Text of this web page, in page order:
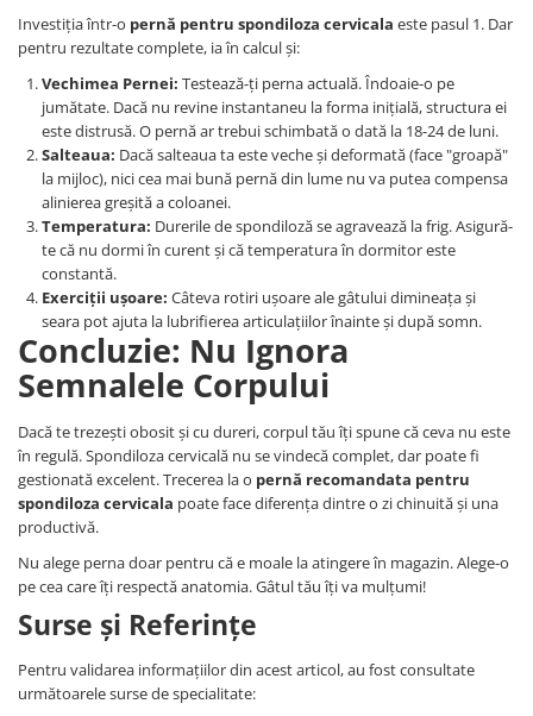
Investiția într-o pernă pentru spondiloza cervicala este pasul 1. Dar
pentru rezultate complete, ia în calcul și:
Vechimea Pernei: Testează-ți perna actuală. Îndoaie-o pe
jumătate. Dacă nu revine instantaneu la forma inițială, structura ei
este distrusă. O pernă ar trebui schimbată o dată la 18-24 de luni.
Salteaua: Dacă salteaua ta este veche și deformată (face "groapă"
la mijloc), nici cea mai bună pernă din lume nu va putea compensa
alinierea greșită a coloanei.
Temperatura: Durerile de spondiloză se agravează la frig. Asigură-
te că nu dormi în curent și că temperatura în dormitor este
constantă.
Exerciții ușoare: Câteva rotiri ușoare ale gâtului dimineața și
seara pot ajuta la lubrifierea articulațiilor înainte și după somn.
Concluzie: Nu Ignora
Semnalele Corpului
Dacă te trezești obosit și cu dureri, corpul tău îți spune că ceva nu este
în regulă. Spondiloza cervicală nu se vindecă complet, dar poate fi
gestionată excelent. Trecerea la o pernă recomandata pentru
spondiloza cervicala poate face diferența dintre o zi chinuită și una
productivă.
Nu alege perna doar pentru că e moale la atingere în magazin. Alege-o
pe cea care îți respectă anatomia. Gâtul tău îți va mulțumi!
Surse și Referințe
Pentru validarea informațiilor din acest articol, au fost consultate
următoarele surse de specialitate: